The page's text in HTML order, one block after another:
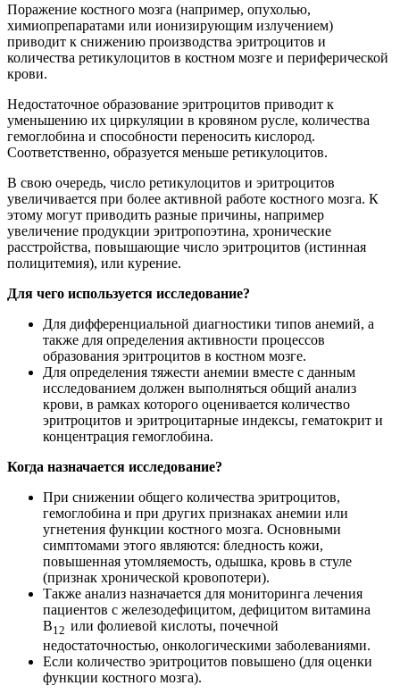
Поражение костного мозга (например, опухолью,
химиопрепаратами или ионизирующим излучением)
приводит к снижению производства эритроцитов и
количества ретикулоцитов в костном мозге и периферической
крови.
Недостаточное образование эритроцитов приводит к
уменьшению их циркуляции в кровяном русле, количества
гемоглобина и способности переносить кислород.
Соответственно, образуется меньше ретикулоцитов.
В свою очередь, число ретикулоцитов и эритроцитов
увеличивается при более активной работе костного мозга. К
этому могут приводить разные причины, например
увеличение продукции эритропоэтина, хронические
расстройства, повышающие число эритроцитов (истинная
полицитемия), или курение.
Для чего используется исследование?
Для дифференциальной диагностики типов анемий, а
также для определения активности процессов
образования эритроцитов в костном мозге.
Для определения тяжести анемии вместе с данным
исследованием должен выполняться общий анализ
крови, в рамках которого оценивается количество
эритроцитов и эритроцитарные индексы, гематокрит и
концентрация гемоглобина.
Когда назначается исследование?
При снижении общего количества эритроцитов,
гемоглобина и при других признаках анемии или
угнетения функции костного мозга. Основными
симптомами этого являются: бледность кожи,
повышенная утомляемость, одышка, кровь в стуле
(признак хронической кровопотери).
Также анализ назначается для мониторинга лечения
пациентов с железодефицитом, дефицитом витамина
В12 или фолиевой кислоты, почечной
недостаточностью, онкологическими заболеваниями.
Если количество эритроцитов повышено (для оценки
функции костного мозга).